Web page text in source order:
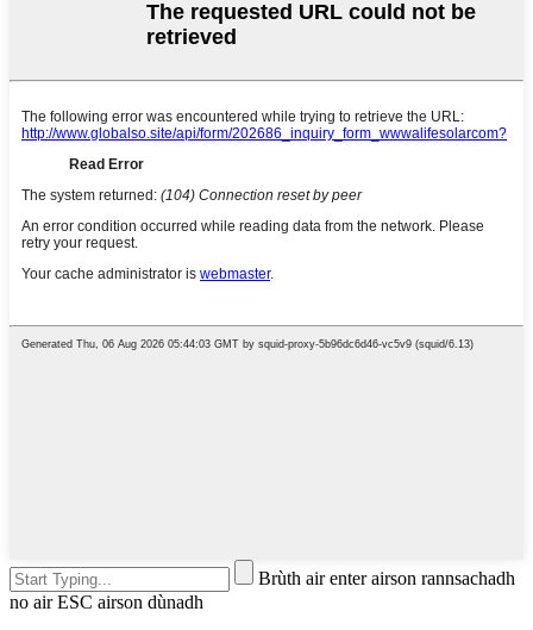
Brùth air enter airson rannsachadh
no air ESC airson dùnadh